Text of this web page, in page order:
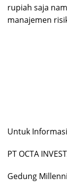
rupiah saja
manajemen
Untuk
PT OCTA
Gedung